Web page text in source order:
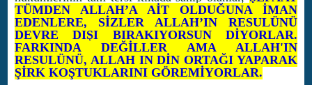
TÜMDEN ALLAH’A AİT OLDUĞUNA İMAN
EDENLERE, SİZLER ALLAH’IN RESULÜNÜ
DEVRE DIŞI BIRAKIYORSUN DİYORLAR.
FARKINDA DEĞİLLER AMA ALLAH'IN
RESULÜNÜ, ALLAH IN DİN ORTAĞI YAPARAK
ŞİRK KOŞTUKLARINI GÖREMİYORLAR.